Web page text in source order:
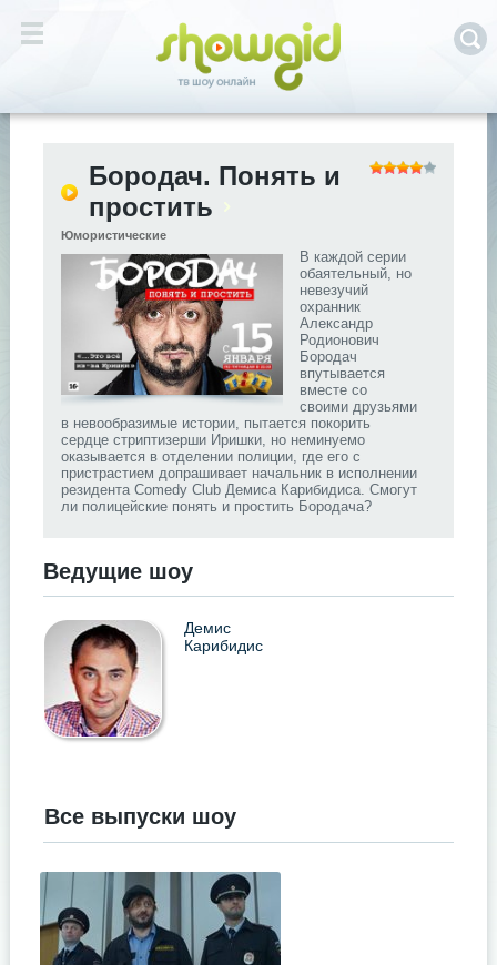
Бородач. Понять и
простить
Юмористические
В каждой серии
обаятельный, но
невезучий
охранник
Александр
Родионович
Бородач
впутывается
вместе со
своими друзьями
в невообразимые истории, пытается покорить
сердце стриптизерши Иришки, но неминуемо
оказывается в отделении полиции, где его с
пристрастием допрашивает начальник в исполнении
резидента Comedy Club Демиса Карибидиса. Смогут
ли полицейские понять и простить Бородача?
Ведущие шоу
Демис
Карибидис
Все выпуски шоу
.